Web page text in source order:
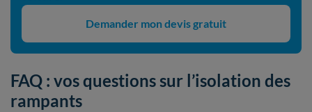
Demander mon devis gratuit
FAQ : vos questions sur l’isolation des
rampants